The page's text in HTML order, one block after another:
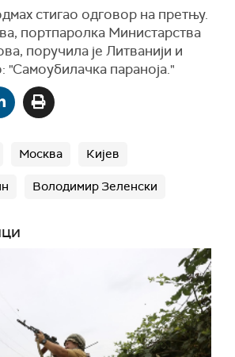
стигао одговор на претњу.
портпаролка Министарства
поручила је Литванији и
параноја."
Москва Кијев
Володимир Зеленски